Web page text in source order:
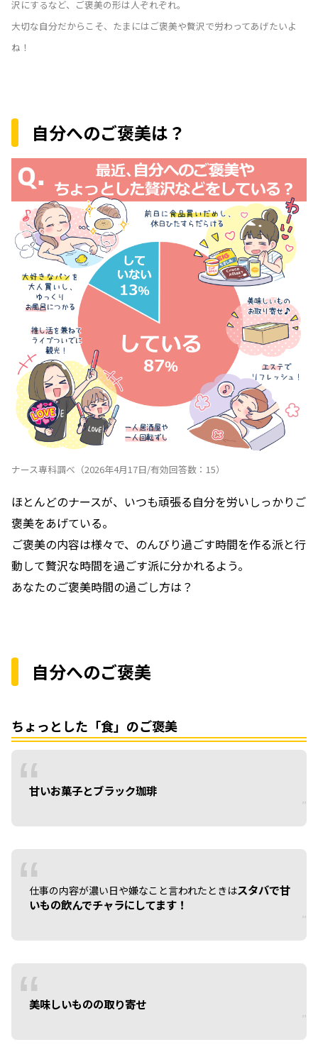
沢にするなど、ご褒美の形は人ぞれぞれ。
大切な自分だからこそ、たまにはご褒美や贅沢で労わってあげたいよ
ね！
自分へのご褒美は？
ナース専科調べ（2026年4月17日/有効回答数：15）
ほとんどのナースが、いつも頑張る自分を労いしっかりご
褒美をあげている。
ご褒美の内容は様々で、のんびり過ごす時間を作る派と行
動して贅沢な時間を過ごす派に分かれるよう。
あなたのご褒美時間の過ごし方は？
自分へのご褒美
ちょっとした「食」のご褒美
甘いお菓子とブラック珈琲
仕事の内容が濃い日や嫌なこと言われたときはスタバで甘
いもの飲んでチャラにしてます！
美味しいものの取り寄せ